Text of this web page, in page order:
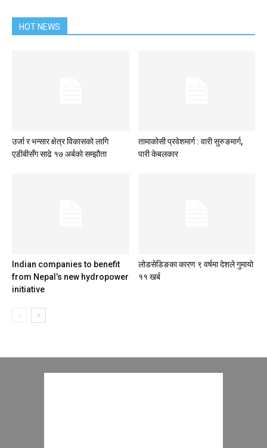
HOT NEWS
उर्जा र भन्सार क्षेत्र विकासको लागि
एडीबीसँग साढे १७ अर्बको सम्झौता
तामाकोसी प्रवेशमार्ग : वारी सुरुङमार्ग,
पारी केबलकार
Indian companies to benefit
from Nepal’s new hydropower
initiative
लोडसेडिङका कारण ९ वर्षमा देशले गुमायो
११ खर्ब